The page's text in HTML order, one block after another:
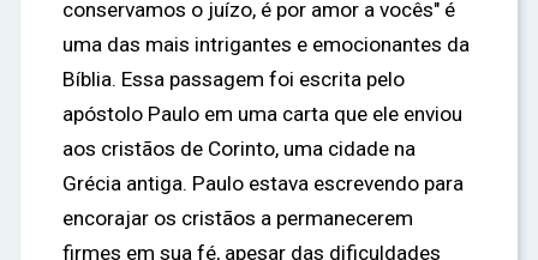
conservamos o juízo, é por amor a vocês" é
uma das mais intrigantes e emocionantes da
Bíblia. Essa passagem foi escrita pelo
apóstolo Paulo em uma carta que ele enviou
aos cristãos de Corinto, uma cidade na
Grécia antiga. Paulo estava escrevendo para
encorajar os cristãos a permanecerem
firmes em sua fé, apesar das dificuldades